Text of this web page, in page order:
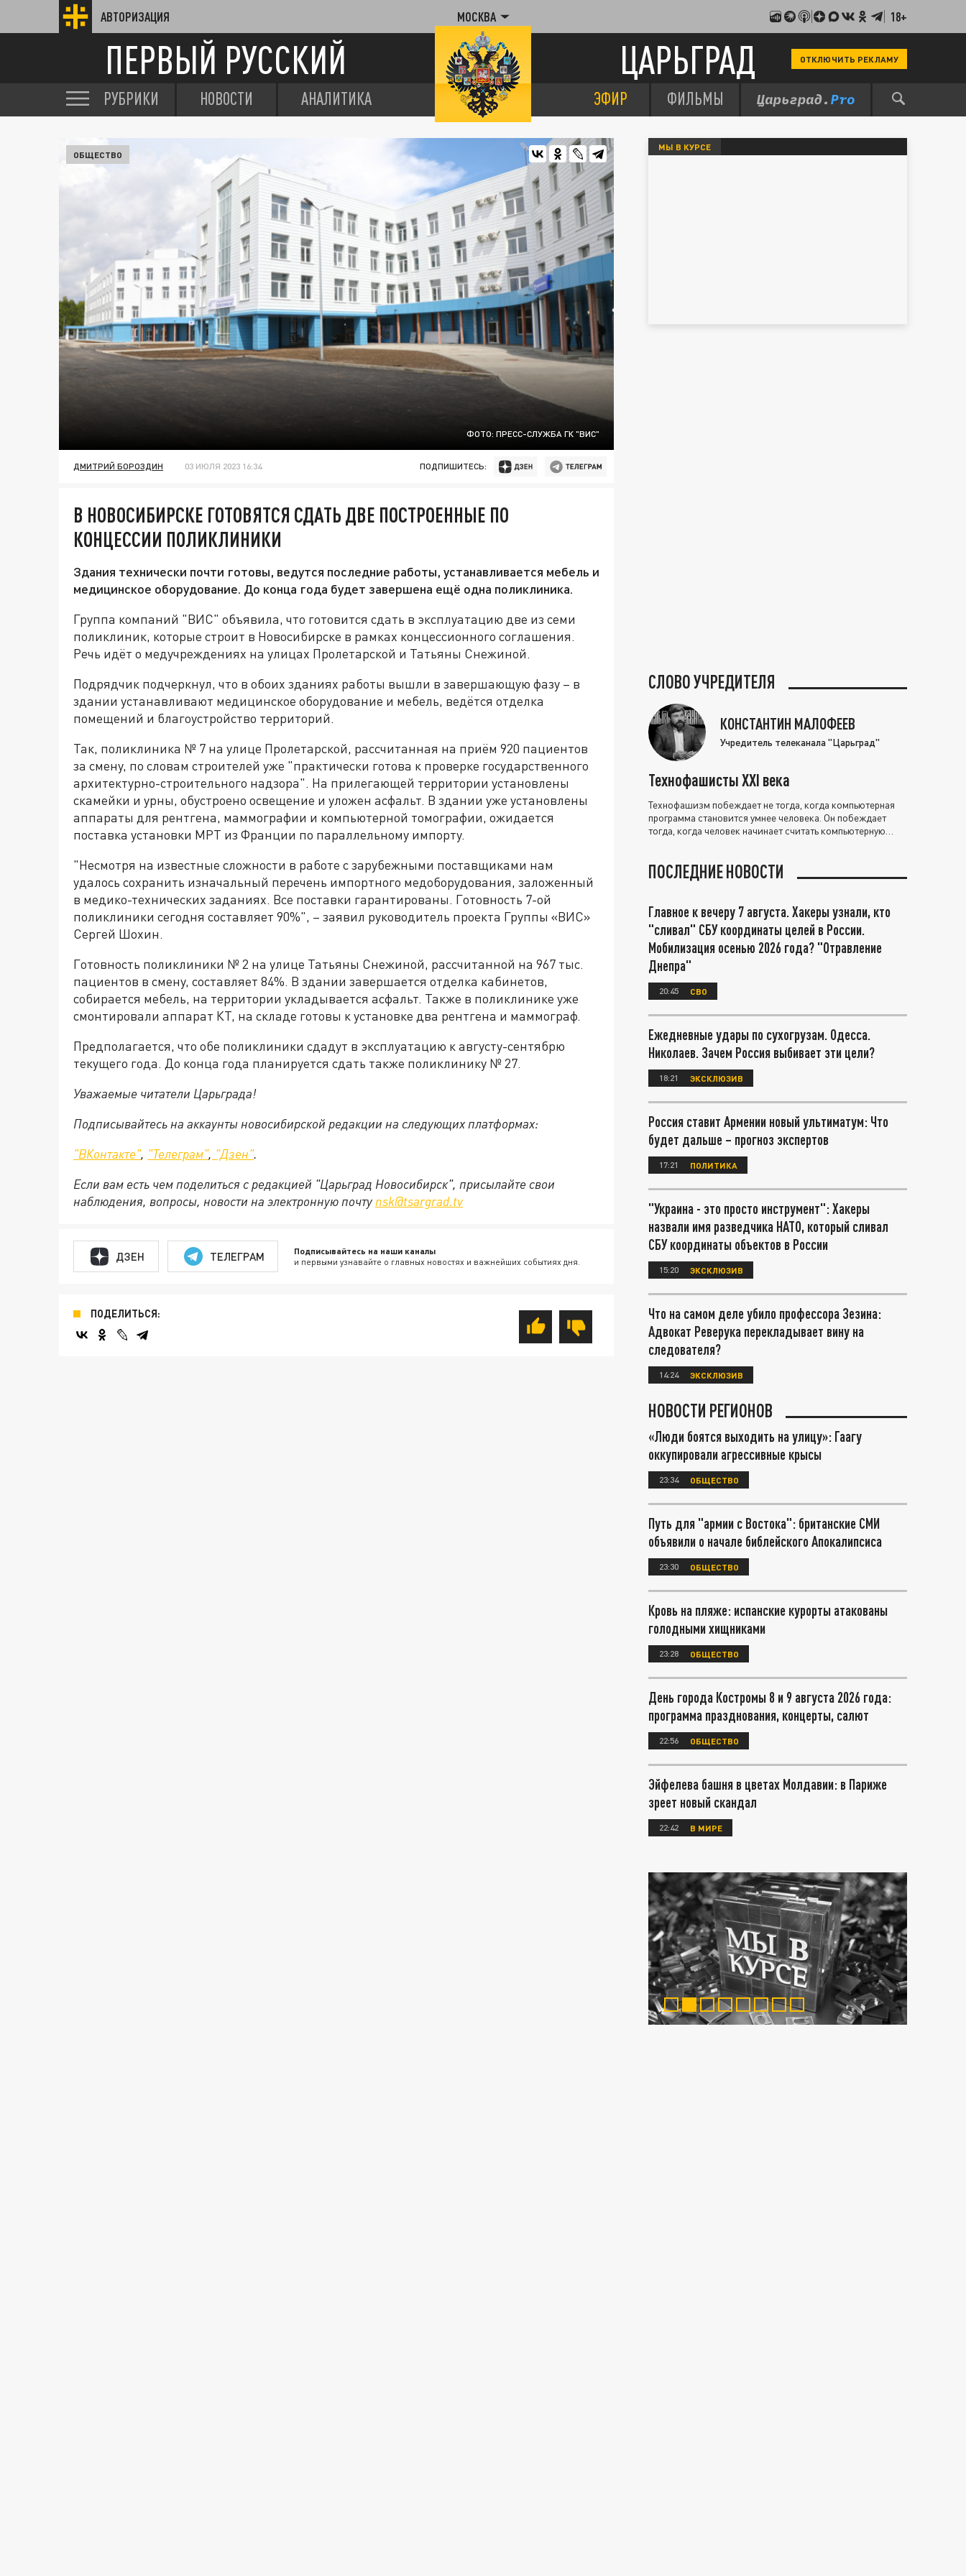
АВТОРИЗАЦИЯ МОСКВА 18+
ПЕРВЫЙ РУССКИЙ ЦАРЬГРАД ОТКЛЮЧИТЬ РЕКЛАМУ
РУБРИКИ НОВОСТИ АНАЛИТИКА ЭФИР ФИЛЬМЫ
ФОТО: ПРЕСС-СЛУЖБА ГК "ВИС"
ОБЩЕСТВО
ДМИТРИЙ БОРОЗДИН 03 ИЮЛЯ 2023 16:34 ПОДПИШИТЕСЬ:
В НОВОСИБИРСКЕ ГОТОВЯТСЯ СДАТЬ ДВЕ ПОСТРОЕННЫЕ ПО
КОНЦЕССИИ ПОЛИКЛИНИКИ
Здания технически почти готовы, ведутся последние работы, устанавливается мебель и
медицинское оборудование. До конца года будет завершена ещё одна поликлиника.
Группа компаний "ВИС" объявила, что готовится сдать в эксплуатацию две из семи
поликлиник, которые строит в Новосибирске в рамках концессионного соглашения.
Речь идёт о медучреждениях на улицах Пролетарской и Татьяны Снежиной.
Подрядчик подчеркнул, что в обоих зданиях работы вышли в завершающую фазу – в
здании устанавливают медицинское оборудование и мебель, ведётся отделка
помещений и благоустройство территорий.
Так, поликлиника № 7 на улице Пролетарской, рассчитанная на приём 920 пациентов
за смену, по словам строителей уже "практически готова к проверке государственного
архитектурно-строительного надзора". На прилегающей территории установлены
скамейки и урны, обустроено освещение и уложен асфальт. В здании уже установлены
аппараты для рентгена, маммографии и компьютерной томографии, ожидается
поставка установки МРТ из Франции по параллельному импорту.
"Несмотря на известные сложности в работе с зарубежными поставщиками нам
удалось сохранить изначальный перечень импортного медоборудования, заложенный
в медико-технических заданиях. Все поставки гарантированы. Готовность 7-ой
поликлиники сегодня составляет 90%", – заявил руководитель проекта Группы «ВИС»
Сергей Шохин.
Готовность поликлиники № 2 на улице Татьяны Снежиной, рассчитанной на 967 тыс.
пациентов в смену, составляет 84%. В здании завершается отделка кабинетов,
собирается мебель, на территории укладывается асфальт. Также в поликлинике уже
смонтировали аппарат КТ, на складе готовы к установке два рентгена и маммограф.
Предполагается, что обе поликлиники сдадут в эксплуатацию к августу-сентябрю
текущего года. До конца года планируется сдать также поликлинику № 27.
Уважаемые читатели Царьграда!
Подписывайтесь на аккаунты новосибирской редакции на следующих платформах:
"ВКонтакте", "Телеграм", "Дзен".
Если вам есть чем поделиться с редакцией "Царьград Новосибирск", присылайте свои
наблюдения, вопросы, новости на электронную почту nsk@tsargrad.tv
ДЗЕН ТЕЛЕГРАМ Подписывайтесь на наши каналы
и первыми узнавайте о главных новостях и важнейших событиях дня.
ПОДЕЛИТЬСЯ:
МЫ В КУРСЕ
СЛОВО УЧРЕДИТЕЛЯ
КОНСТАНТИН МАЛОФЕЕВ
Учредитель телеканала "Царьград"
Технофашисты XXI века
Технофашизм побеждает не тогда, когда компьютерная
программа становится умнее человека. Он побеждает
тогда, когда человек начинает считать компьютерную
ПОСЛЕДНИЕ НОВОСТИ
Главное к вечеру 7 августа. Хакеры узнали, кто
"сливал" СБУ координаты целей в России.
Мобилизация осенью 2026 года? "Отравление
Днепра"
20:45 СВО
Ежедневные удары по сухогрузам. Одесса.
Николаев. Зачем Россия выбивает эти цели?
18:21 ЭКСКЛЮЗИВ
Россия ставит Армении новый ультиматум: Что
будет дальше – прогноз экспертов
17:21 ПОЛИТИКА
"Украина - это просто инструмент": Хакеры
назвали имя разведчика НАТО, который сливал
СБУ координаты объектов в России
15:20 ЭКСКЛЮЗИВ
Что на самом деле убило профессора Зезина:
Адвокат Реверука перекладывает вину на
следователя?
14:24 ЭКСКЛЮЗИВ
НОВОСТИ РЕГИОНОВ
«Люди боятся выходить на улицу»: Гаагу
оккупировали агрессивные крысы
23:34 ОБЩЕСТВО
Путь для "армии с Востока": британские СМИ
объявили о начале библейского Апокалипсиса
23:30 ОБЩЕСТВО
Кровь на пляже: испанские курорты атакованы
голодными хищниками
23:28 ОБЩЕСТВО
День города Костромы 8 и 9 августа 2026 года:
программа празднования, концерты, салют
22:56 ОБЩЕСТВО
Эйфелева башня в цветах Молдавии: в Париже
зреет новый скандал
22:42 В МИРЕ